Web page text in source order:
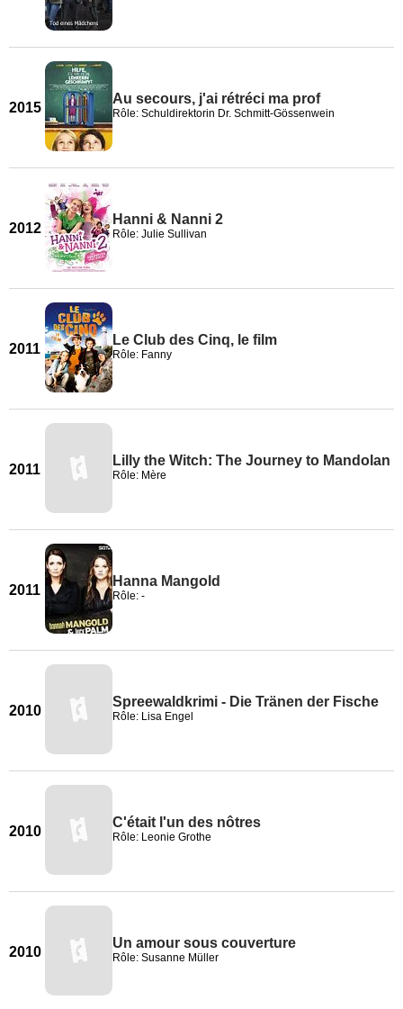
2015
Au secours, j'ai rétréci ma prof
Rôle: Schuldirektorin Dr. Schmitt-Gössenwein
2012
Hanni & Nanni 2
Rôle: Julie Sullivan
2011
Le Club des Cinq, le film
Rôle: Fanny
2011
Lilly the Witch: The Journey to Mandolan
Rôle: Mère
2011
Hanna Mangold
Rôle: -
2010
Spreewaldkrimi - Die Tränen der Fische
Rôle: Lisa Engel
2010
C'était l'un des nôtres
Rôle: Leonie Grothe
2010
Un amour sous couverture
Rôle: Susanne Müller